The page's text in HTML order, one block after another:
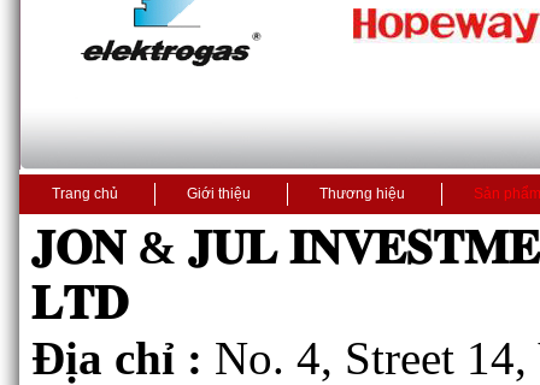
Trang chủ Giới thiệu Thương hiệu Sản phẩm
𝐉𝐎𝐍 & 𝐉𝐔𝐋
𝐋𝐓𝐃
Địa chỉ : No. 4, Street